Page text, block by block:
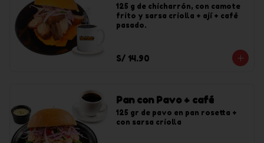
125 g de chicharrón, con camote
frito y sarsa criolla + ají + café
pasado.
S/ 14.90
Pan con Pavo + café
125 gr de pavo en pan rosetta +
con sarsa criolla